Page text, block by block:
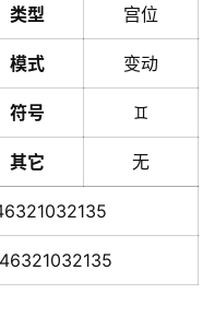
类型 宫位
模式 变动
符号 ♊️
其它 无